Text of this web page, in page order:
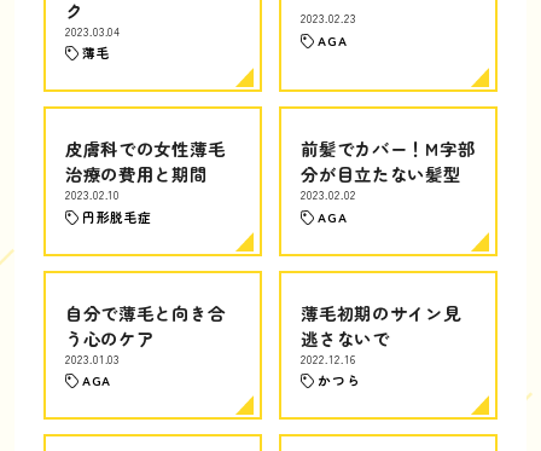
ク
2023.03.04
薄毛
2023.02.23
AGA
皮膚科での女性薄毛
治療の費用と期間
2023.02.10
円形脱毛症
前髪でカバー！M字部
分が目立たない髪型
2023.02.02
AGA
自分で薄毛と向き合
う心のケア
2023.01.03
AGA
薄毛初期のサイン見
逃さないで
2022.12.16
かつら